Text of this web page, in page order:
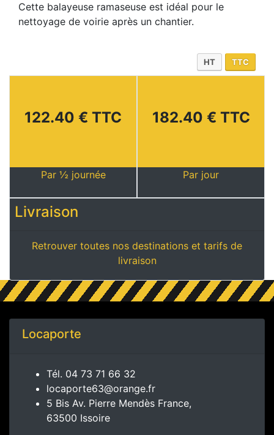
Cette balayeuse ramaseuse est idéal pour le
nettoyage de voirie après un chantier.
HT TTC
122.40 € TTC
Par ½ journée
182.40 € TTC
Par jour
Livraison
Retrouver toutes nos destinations et tarifs de
livraison
Locaporte
Tél. 04 73 71 66 32
locaporte63@orange.fr
5 Bis Av. Pierre Mendès France,
63500 Issoire